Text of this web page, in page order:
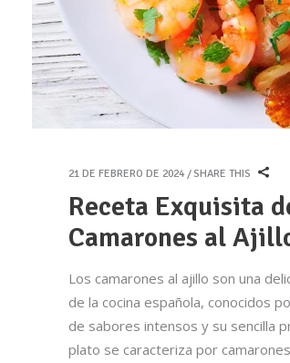
21 DE FEBRERO DE 2024 SHARE THIS
Receta Exquisita
Camarones al
Los camarones al ajillo son una
de la cocina española, conocidos
de sabores intensos y su sencilla
plato se caracteriza por